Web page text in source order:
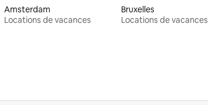
Amsterdam
Locations de vacances
Bruxelles
Locations de vacances